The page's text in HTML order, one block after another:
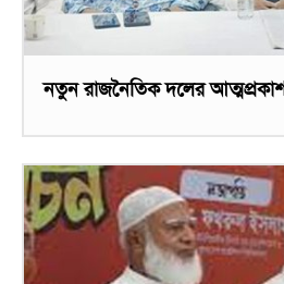
নতুন রাজনৈতিক দলের